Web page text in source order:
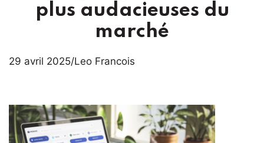
plus audacieuses du
marché
29 avril 2025/Leo Francois